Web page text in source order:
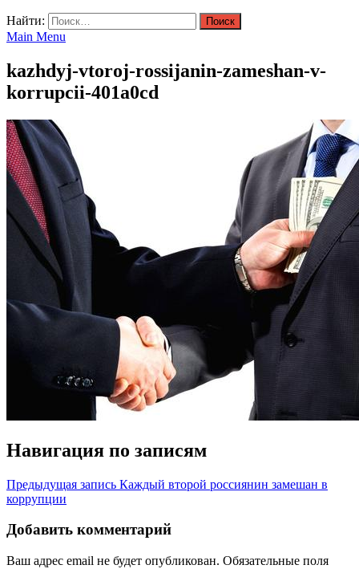
Найти:
Main Menu
kazhdyj-vtoroj-rossijanin-zameshan-v-
korrupcii-401a0cd
Навигация по записям
Предыдущая запись Каждый второй россиянин замешан в
коррупции
Добавить комментарий
Ваш адрес email не будет опубликован. Обязательные поля